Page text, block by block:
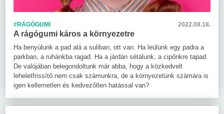
#RÁGÓGUMI 2022.08.18.
A rágógumi káros a környezetre
Ha benyúlunk a pad alá a suliban, ott van. Ha leülünk egy padra a
parkban, a ruhánkba ragad. Ha a járdán sétálunk, a cipőnkre tapad.
De valójában belegondoltunk már abba, hogy a közkedvelt
leheletfrissítő nem csak számunkra, de a környezetünk számára is
igen kellemetlen és kedvezőtlen hatással van?